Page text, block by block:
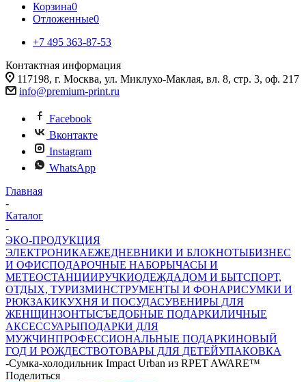
Корзина0
Отложенные0
+7 495 363-87-53
Контактная информация
117198, г. Москва, ул. Миклухо-Маклая, вл. 8, стр. 3, оф. 217
info@premium-print.ru
Facebook
Вконтакте
Instagram
WhatsApp
Главная
-
Каталог
-
ЭКО-ПРОДУКЦИЯ
ЭЛЕКТРОНИКАЕЖЕДНЕВНИКИ И БЛОКНОТЫБИЗНЕС
И ОФИСПОДАРОЧНЫЕ НАБОРЫЧАСЫ И
МЕТЕОСТАНЦИИРУЧКИОДЕЖДАДОМ И БЫТСПОРТ,
ОТДЫХ, ТУРИЗМИНСТРУМЕНТЫ И ФОНАРИСУМКИ И
РЮКЗАКИКУХНЯ И ПОСУДАСУВЕНИРЫ ДЛЯ
ЖЕНЩИНЗОНТЫСЪЕДОБНЫЕ ПОДАРКИЛИЧНЫЕ
АКСЕССУАРЫПОДАРКИ ДЛЯ
МУЖЧИНПРОФЕССИОНАЛЬНЫЕ ПОДАРКИНОВЫЙ
ГОД И РОЖДЕСТВОТОВАРЫ ДЛЯ ДЕТЕЙУПАКОВКА
-Сумка-холодильник Impact Urban из RPET AWARE™
Поделиться